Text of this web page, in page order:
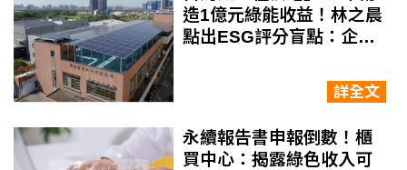
造1億元綠能收益！林之晨
點出ESG評分盲點：企業
詳全文
永續報告書申報倒數！櫃
買中心：揭露綠色收入可